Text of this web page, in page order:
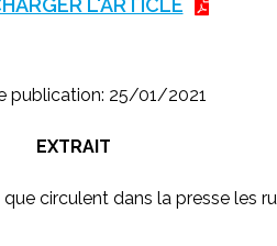
L'ARTICLE
publication: 25/01/2021
EXTRAIT
circulent dans la presse les